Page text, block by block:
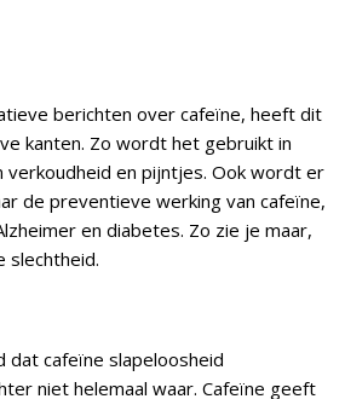
berichten over cafeïne, heeft dit
kanten. Zo wordt het gebruikt in
en pijntjes. Ook wordt er
de preventieve werking van cafeïne,
en diabetes. Zo zie je maar,
slechtheid.
dat cafeïne slapeloosheid
niet helemaal waar. Cafeïne geeft